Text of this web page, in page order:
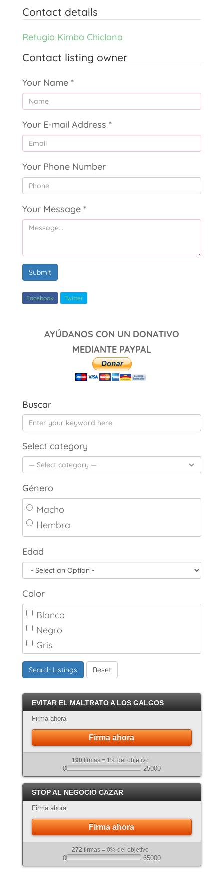
Contact details
Refugio Kimba Chiclana
Contact listing owner
Your Name *
Your E-mail Address *
Your Phone Number
Your Message *
Submit
Facebook Twitter
AYÚDANOS CON UN DONATIVO
MEDIANTE PAYPAL
Buscar
Select category
Género
Macho
Hembra
Edad
Color
Blanco
Negro
Gris
Marrón
Canela
Crema
Atigrado
Search Listings Reset
EVITAR EL MALTRATO A LOS GALGOS
Firma ahora
Firma ahora
190 firmas = 1% del objetivo
0 25000
STOP AL NEGOCIO CAZAR
Firma ahora
Firma ahora
272 firmas = 0% del objetivo
0 65000